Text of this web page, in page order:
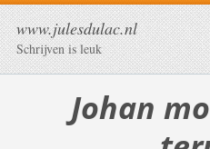
www.julesdulac.nl
Schrijven is leuk
Johan